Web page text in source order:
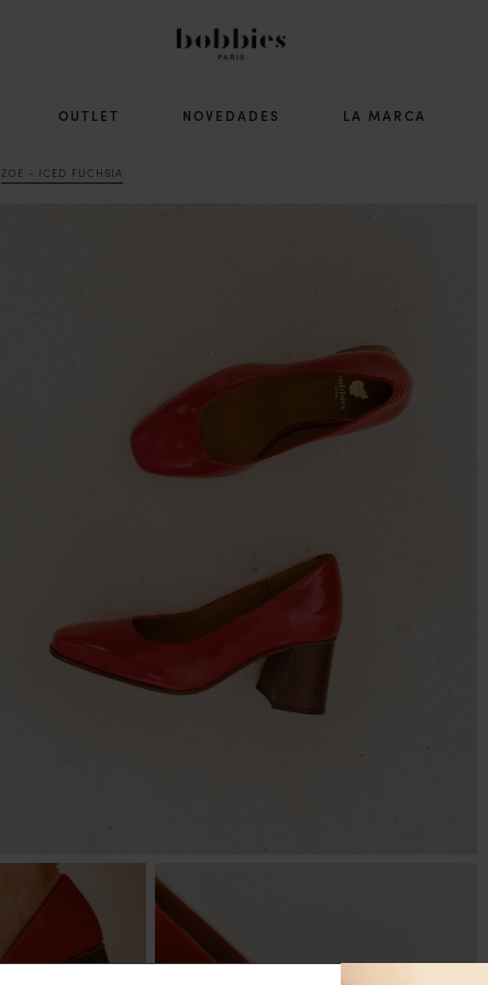
OUTLET NOVEDADES LA MARCA
ZOÉ - ICED FUCHSIA